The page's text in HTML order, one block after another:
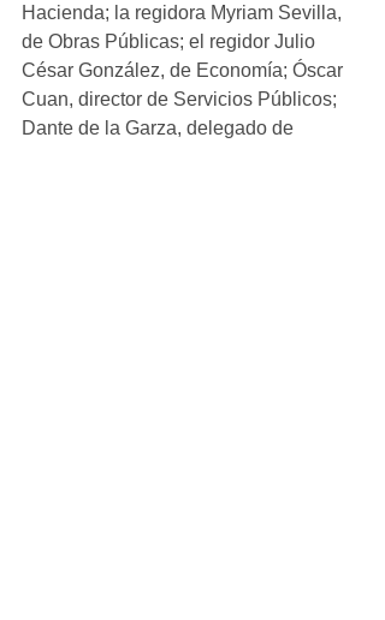
Hacienda; la regidora Myriam Sevilla,
de Obras Públicas; el regidor Julio
César González, de Economía; Óscar
Cuan, director de Servicios Públicos;
Dante de la Garza, delegado de